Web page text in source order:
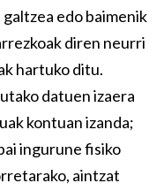
edo baimenik
diren neurri
hartuko ditu.
datuen izaera
kontuan izanda;
ingurune fisiko
aintzat